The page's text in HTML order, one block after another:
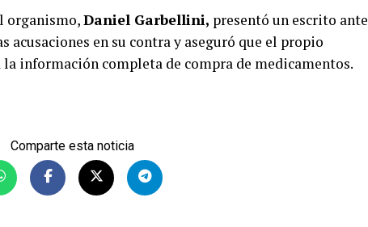
organismo,Daniel Garbellini, presentó un escrito ante
en su contra y aseguró que el propio
la información completa de compra de medicamentos.
Comparte esta noticia